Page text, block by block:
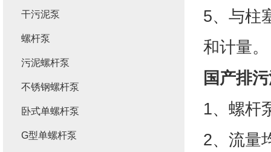
5、与柱
和计量。
国产排
1、螺杆
2、流量
干污泥泵
螺杆泵
污泥螺杆泵
不锈钢螺杆泵
卧式单螺杆泵
G型单螺杆泵